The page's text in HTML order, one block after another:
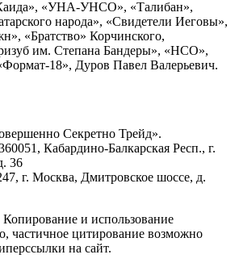
«УНА-УНСО», «Талибан»,
народа», «Свидетели Иеговы»,
«Братство» Корчинского,
им. Степана Бандеры», «НСО»,
18», Дуров Павел Валерьевич.
Секретно Трейд».
Кабардино-Балкарская Респ., г.
36
г. Москва, Дмитровское шоссе, д.
и использование
частичное цитирование возможно
на сайт.